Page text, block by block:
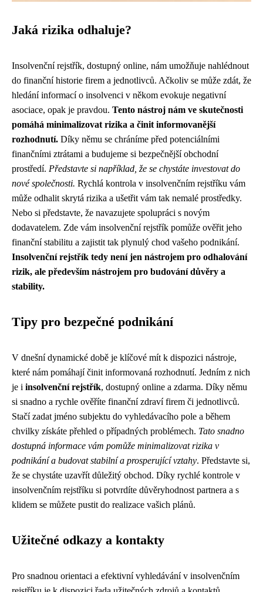
Jaká rizika odhaluje?
Insolvenční rejstřík, dostupný online, nám umožňuje nahlédnout
do finanční historie firem a jednotlivců. Ačkoliv se může zdát, že
hledání informací o insolvenci v někom evokuje negativní
asociace, opak je pravdou. Tento nástroj nám ve skutečnosti
pomáhá minimalizovat rizika a činit informovanější
rozhodnutí. Díky němu se chráníme před potenciálními
finančními ztrátami a budujeme si bezpečnější obchodní
prostředí. Představte si například, že se chystáte investovat do
nové společnosti. Rychlá kontrola v insolvenčním rejstříku vám
může odhalit skrytá rizika a ušetřit vám tak nemalé prostředky.
Nebo si představte, že navazujete spolupráci s novým
dodavatelem. Zde vám insolvenční rejstřík pomůže ověřit jeho
finanční stabilitu a zajistit tak plynulý chod vašeho podnikání.
Insolvenční rejstřík tedy není jen nástrojem pro odhalování
rizik, ale především nástrojem pro budování důvěry a
stability.
Tipy pro bezpečné podnikání
V dnešní dynamické době je klíčové mít k dispozici nástroje,
které nám pomáhají činit informovaná rozhodnutí. Jedním z nich
je i insolvenční rejstřík, dostupný online a zdarma. Díky němu
si snadno a rychle ověříte finanční zdraví firem či jednotlivců.
Stačí zadat jméno subjektu do vyhledávacího pole a během
chvilky získáte přehled o případných problémech. Tato snadno
dostupná informace vám pomůže minimalizovat rizika v
podnikání a budovat stabilní a prosperující vztahy. Představte si,
že se chystáte uzavřít důležitý obchod. Díky rychlé kontrole v
insolvenčním rejstříku si potvrdíte důvěryhodnost partnera a s
klidem se můžete pustit do realizace vašich plánů.
Užitečné odkazy a kontakty
Pro snadnou orientaci a efektivní vyhledávání v insolvenčním